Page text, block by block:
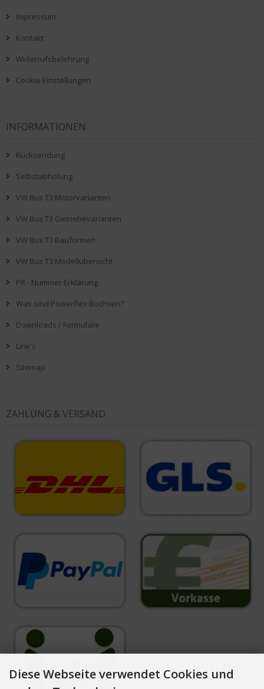
Impressum
Kontakt
Widerrufsbelehrung
Cookie Einstellungen
INFORMATIONEN
Rücksendung
Selbstabholung
VW Bus T3 Motorvarianten
VW Bus T3 Getriebevarianten
VW Bus T3 Bauformen
VW Bus T3 Modellübersicht
PR - Nummer Erklärung
Was sind Powerflex Buchsen?
Downloads / Formulare
Link's
Sitemap
ZAHLUNG & VERSAND
Diese Webseite verwendet Cookies und